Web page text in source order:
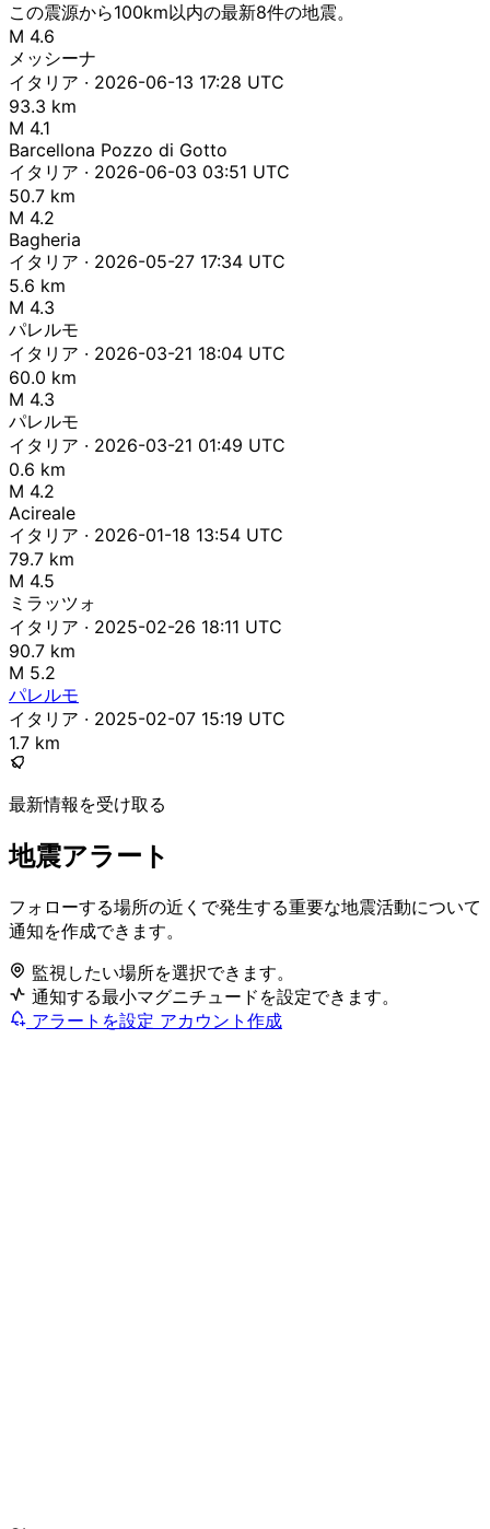
この震源から100km以内の最新8件の地震。
M 4.6
メッシーナ
イタリア · 2026-06-13 17:28 UTC
93.3 km
M 4.1
Barcellona Pozzo di Gotto
イタリア · 2026-06-03 03:51 UTC
50.7 km
M 4.2
Bagheria
イタリア · 2026-05-27 17:34 UTC
5.6 km
M 4.3
パレルモ
イタリア · 2026-03-21 18:04 UTC
60.0 km
M 4.3
パレルモ
イタリア · 2026-03-21 01:49 UTC
0.6 km
M 4.2
Acireale
イタリア · 2026-01-18 13:54 UTC
79.7 km
M 4.5
ミラッツォ
イタリア · 2025-02-26 18:11 UTC
90.7 km
M 5.2
パレルモ
イタリア · 2025-02-07 15:19 UTC
1.7 km
最新情報を受け取る
地震アラート
フォローする場所の近くで発生する重要な地震活動について
通知を作成できます。
監視したい場所を選択できます。
通知する最小マグニチュードを設定できます。
アラートを設定 アカウント作成